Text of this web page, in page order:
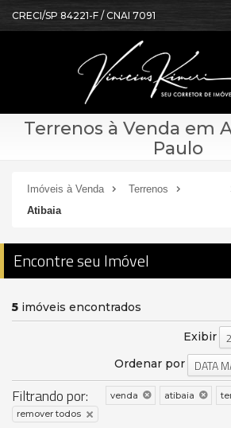
CRECI/SP 84221-F / CNAI 7091
Terrenos à Venda em
Paulo
Imóveis à Venda Terrenos
Atibaia
Encontre seu Imóvel
5 imóveis encontrados
Exibir
Ordenar por DATA
Filtrando por: venda atibaia
remover todos